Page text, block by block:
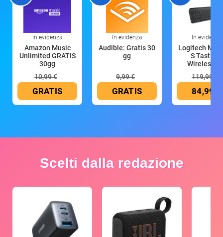
In evidenza
Amazon Music
Unlimited GRATIS
30gg
10,99 €
GRATIS
In evidenza
Audible: Gratis 30
gg
9,99 €
GRATIS
In evidenza
Logitech MX
S Tastiera
Wireless
119,99 €
84,99 €
Scelti dalla redazione